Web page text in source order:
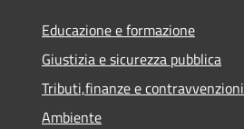
Educazione e formazione
Giustizia e sicurezza pubblica
Tributi,finanze e contravvenzioni
Ambiente